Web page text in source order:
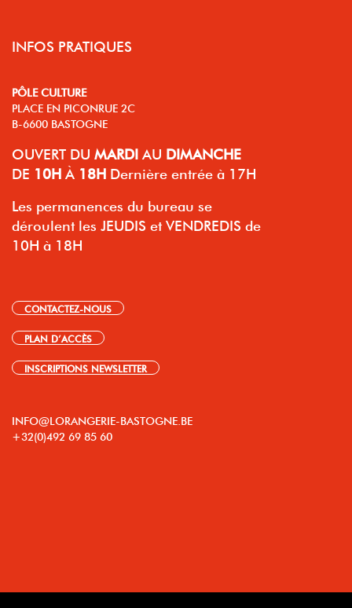
INFOS PRATIQUES
PÔLE CULTURE
PLACE EN PICONRUE 2C
B-6600 BASTOGNE
OUVERT DU MARDI AU DIMANCHE
DE 10H À 18H Dernière entrée à 17H
Les permanences du bureau se
déroulent les JEUDIS et VENDREDIS de
10H à 18H
CONTACTEZ-NOUS
PLAN D’ACCÈS
INSCRIPTIONS NEWSLETTER
INFO@LORANGERIE-BASTOGNE.BE
+32(0)492 69 85 60